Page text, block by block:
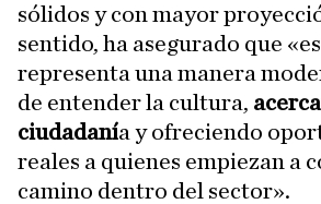
sólidos y con mayor
sentido, ha asegurado que
representa una manera
de entender la cultura,
ciudadanía y ofreciendo
reales a quienes empiezan a
camino dentro del sector».